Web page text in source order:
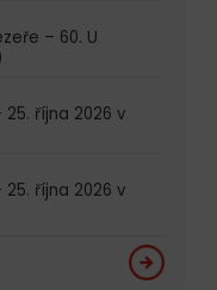
– 60. U
října 2026 v
října 2026 v